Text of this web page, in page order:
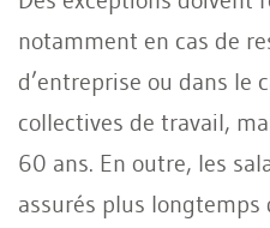
notamment en cas de
d’entreprise ou dans le
collectives de travail,
60 ans. En outre, les
assurés plus